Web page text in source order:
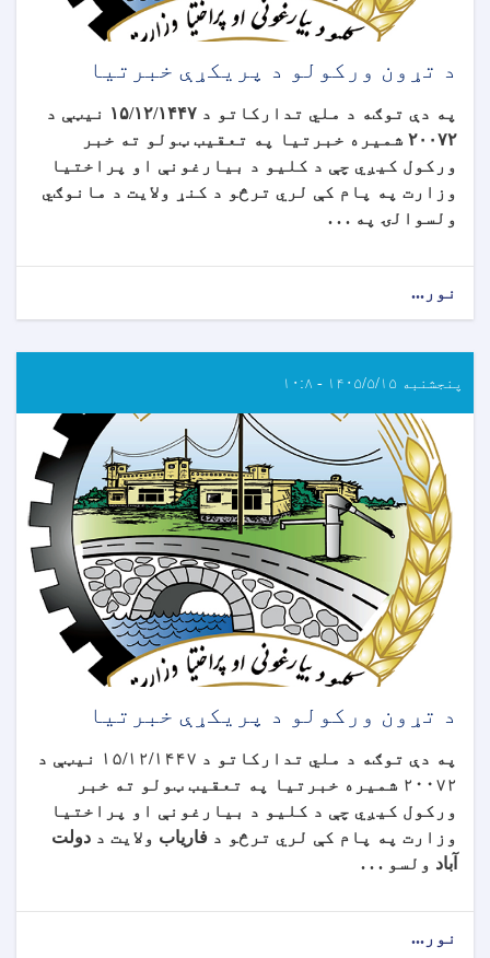
د تړون ورکولو د پریکړې خبرتیا
په دې توګه د ملي تدارکاتو د ۱۵/۱۲/۱۴۴۷ نیټې د
۲۰۰۷۲ شمیره خبرتیا په تعقیب ټولو ته خبر
ورکول کیږي چې د کلیو د بیارغونې او پراختیا
وزارت په پام کې لري ترڅو د کنړ ولایت د مانوګي
ولسوالۍ په . . .
نور...
پنجشنبه ۱۴۰۵/۵/۱۵ - ۱۰:۸
د تړون ورکولو د پریکړې خبرتیا
په دې توګه د ملي تدارکاتو د ۱۵/۱۲/۱۴۴۷ نیټې د
۲۰۰۷۲ شمیره خبرتیا په تعقیب ټولو ته خبر
ورکول کیږي چې د کلیو د بیارغونې او پراختیا
وزارت په پام کې لري ترڅو د فاریاب ولایت د دولت
آباد ولسو . . .
نور...